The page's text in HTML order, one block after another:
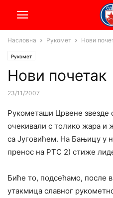
Насловна Рукомет Нови
Рукомет
Нови почетак
23/11/2007
Рукометаши Црвене звезде
очекивали с толико жара и
са Југовићем. На Бањицу у
пренос на РТС 2) стиже
Биће то, подсећамо, после
утакмица славног